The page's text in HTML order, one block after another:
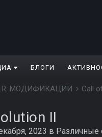
БЛОГИ
МОДИФИКАЦИИ Call
II
2023 в Различные